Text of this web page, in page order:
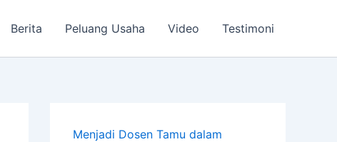
Berita Peluang Usaha Video Testimoni
Menjadi Dosen Tamu dalam